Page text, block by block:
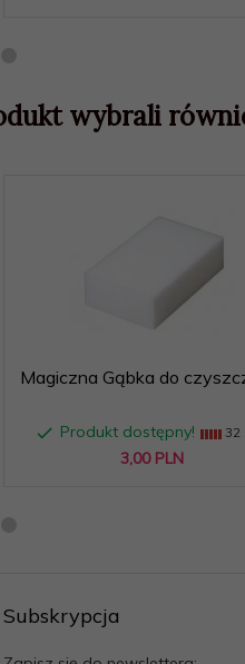
wybrali
Magiczna Gąbka do
Produkt dostępny! 32
3,00 PLN
Subskrypcja